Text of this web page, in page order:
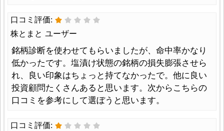
口コミ評価:
株とまと ユーザー
銘柄診断を使わせてもらいましたが、命中率かなり
低かったです。塩漬け状態の銘柄の損失膨張させら
れ、良い印象はちょっと持てなかったで。他に良い
投資顧問たくさんあると思います。次からこちらの
口コミを参考にして選ぼうと思います。
口コミ評価: